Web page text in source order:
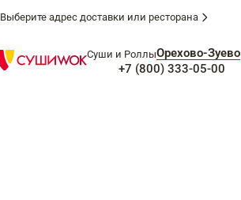
Выберите адрес доставки или ресторана
Суши и РоллыОрехово-Зуево
+7 (800) 333-05-00